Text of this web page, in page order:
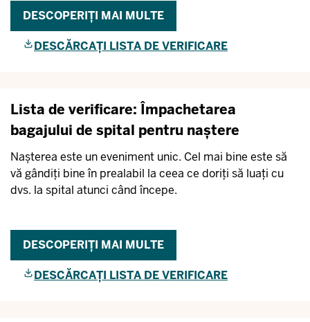
DESCOPERIȚI MAI MULTE
DESCĂRCAȚI LISTA DE VERIFICARE
Lista de verificare: Împachetarea
bagajului de spital pentru naștere
Nașterea este un eveniment unic. Cel mai bine este să
vă gândiți bine în prealabil la ceea ce doriți să luați cu
dvs. la spital atunci când începe.
DESCOPERIȚI MAI MULTE
DESCĂRCAȚI LISTA DE VERIFICARE